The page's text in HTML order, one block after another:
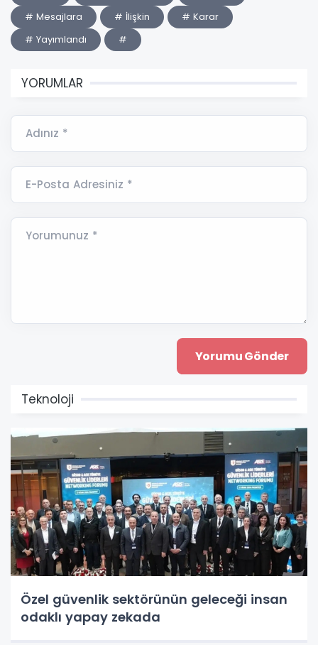
# Mesajlara
# İlişkin
# Karar
# Yayımlandı
#
YORUMLAR
Adınız *
E-Posta Adresiniz *
Yorumunuz *
Teknoloji
Özel güvenlik sektörünün geleceği insan
odaklı yapay zekada